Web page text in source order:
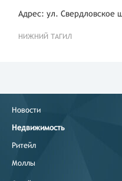
Адрес: ул. Свердловское
НИЖНИЙ ТАГИЛ
Новости
Недвижимость
Ритейл
Моллы